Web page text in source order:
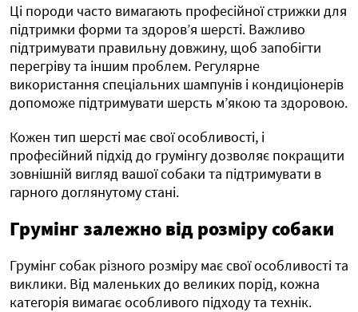
Ці породи часто вимагають професійної стрижки для
підтримки форми та здоров’я шерсті. Важливо
підтримувати правильну довжину, щоб запобігти
перегріву та іншим проблем. Регулярне
використання спеціальних шампунів і кондиціонерів
допоможе підтримувати шерсть м’якою та здоровою.
Кожен тип шерсті має свої особливості, і
професійний підхід до грумінгу дозволяє покращити
зовнішній вигляд вашої собаки та підтримувати в
гарного доглянутому стані.
Грумінг залежно від розміру собаки
Грумінг собак різного розміру має свої особливості та
виклики. Від маленьких до великих порід, кожна
категорія вимагає особливого підходу та технік.